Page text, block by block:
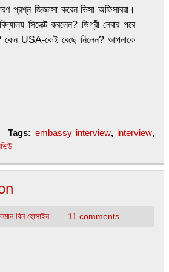
প্রশ্ন জিজ্ঞাসা করেন ভিসা অফিসাররা।
সিলেক্ট করলেন? ডিগ্রী নেবার পরে
কেন USA-কেই বেছে নিলেন? আপনাকে
Tags: embassy interview, interview,
বিন হোসাইন 11 comments